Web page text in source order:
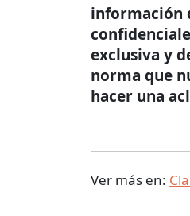
información
exclusiva y
norma que
hacer una
Ver más en: